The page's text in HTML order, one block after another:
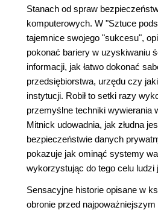
Stanach od spraw
komputerowych. W "Sztuce
tajemnice swojego "sukcesu",
pokonać bariery w uzyskiwaniu
informacji, jak łatwo dokonać
przedsiębiorstwa, urzędu czy
instytucji. Robił to setki razy
przemyślne techniki wywierania
Mitnick udowadnia, jak złudna
bezpieczeństwie danych
pokazuje jak ominąć systemy
wykorzystując do tego celu ludzi
Sensacyjne historie opisane w
obronie przed